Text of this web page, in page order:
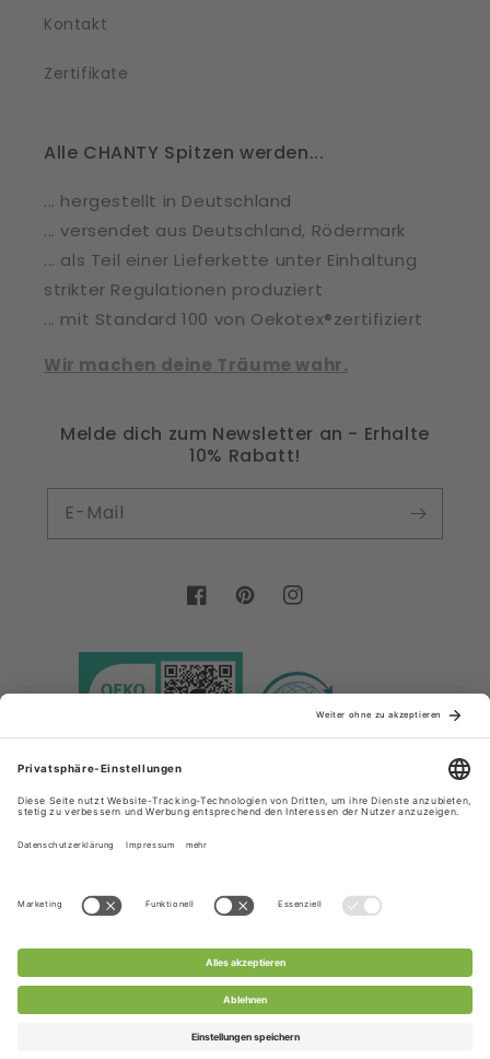
Kontakt
Zertifikate
Alle CHANTY Spitzen werden...
... hergestellt in Deutschland
... versendet aus Deutschland, Rödermark
... als Teil einer Lieferkette unter Einhaltung
strikter Regulationen produziert
... mit Standard 100 von Oekotex®zertifiziert
Wir machen deine Träume wahr.
Melde dich zum Newsletter an - Erhalte
10% Rabatt!
E-Mail
FacebookPinterestInstagram